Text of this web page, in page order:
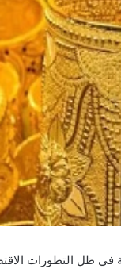
ظل التطورات